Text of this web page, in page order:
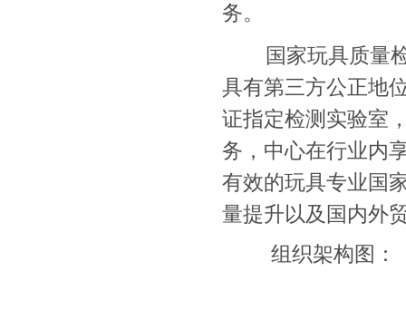
务。
国家玩具质量检
具有第三方公正地
证指定检测实验室
务，中心在行业内
有效的玩具专业国
量提升以及国内外
组织架构图：